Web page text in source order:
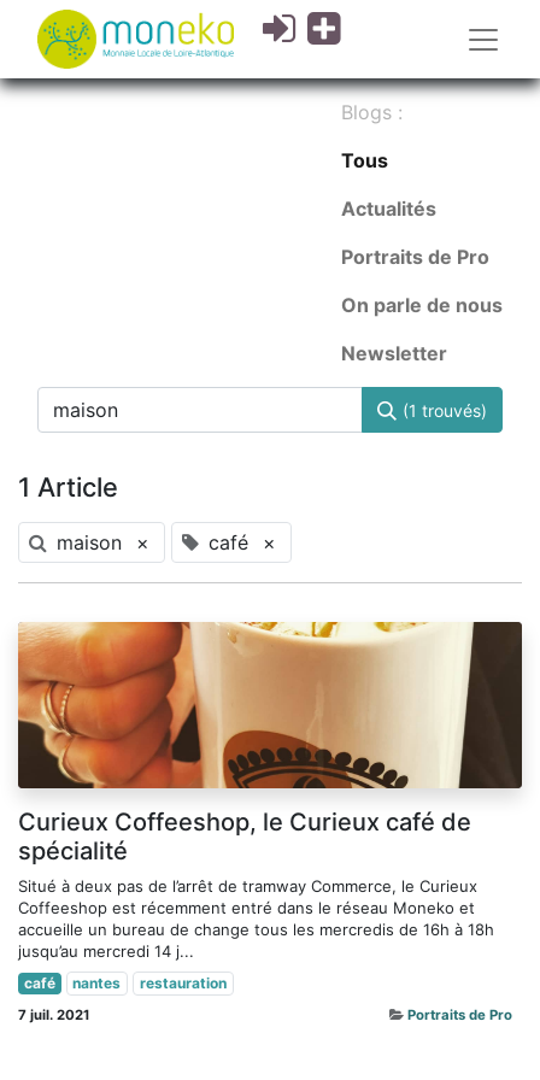
Blogs :
Tous
Actualités
Portraits de Pro
On parle de nous
Newsletter
(1 trouvés)
1 Article
maison × café ×
Curieux Coffeeshop, le Curieux café de
spécialité
Situé à deux pas de l’arrêt de tramway Commerce, le Curieux
Coffeeshop est récemment entré dans le réseau Moneko et
accueille un bureau de change tous les mercredis de 16h à 18h
jusqu’au mercredi 14 j...
café nantes restauration
7 juil. 2021 Portraits de Pro